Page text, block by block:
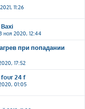
11:26
ноя 2020, 12:44
при попадании
17:52
four 24 f
01:05